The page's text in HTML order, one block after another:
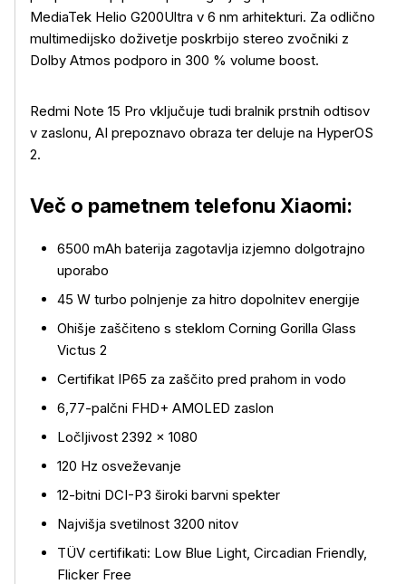
Več o izdelku
MediaTek Helio G200Ultra v 6 nm arhitekturi. Za odlično
multimedijsko doživetje poskrbijo stereo zvočniki z
Dolby Atmos podporo in 300 % volume boost.
Redmi Note 15 Pro vključuje tudi bralnik prstnih odtisov
v zaslonu, AI prepoznavo obraza ter deluje na HyperOS
2.
Več o pametnem telefonu Xiaomi:
6500 mAh baterija zagotavlja izjemno dolgotrajno
uporabo
45 W turbo polnjenje za hitro dopolnitev energije
Ohišje zaščiteno s steklom Corning Gorilla Glass
Victus 2
Certifikat IP65 za zaščito pred prahom in vodo
6,77-palčni FHD+ AMOLED zaslon
Ločljivost 2392 × 1080
120 Hz osveževanje
12-bitni DCI-P3 široki barvni spekter
Najvišja svetilnost 3200 nitov
TÜV certifikati: Low Blue Light, Circadian Friendly,
Flicker Free